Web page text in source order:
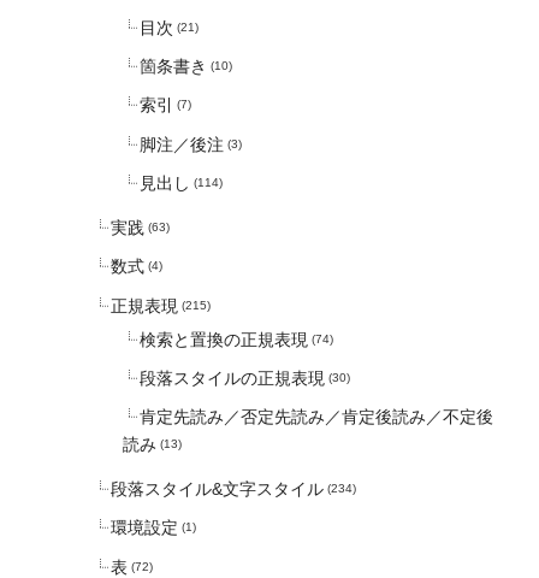
目次 (21)
箇条書き (10)
索引 (7)
脚注／後注 (3)
見出し (114)
実践 (63)
数式 (4)
正規表現 (215)
検索と置換の正規表現 (74)
段落スタイルの正規表現 (30)
肯定先読み／否定先読み／肯定後読み／不定後
読み (13)
段落スタイル&文字スタイル (234)
環境設定 (1)
表 (72)